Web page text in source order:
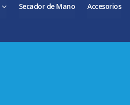
Secador de Mano Accesorios